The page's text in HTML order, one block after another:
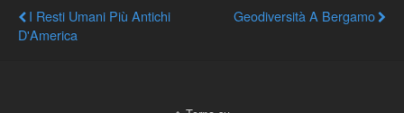
I Resti Umani Più Antichi
D'America
Geodiversità A Bergamo